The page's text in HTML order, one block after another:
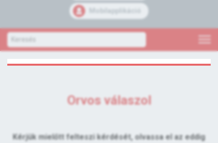
Mobilapplikáció
Orvos válaszol
Kérjük mielőtt felteszi kérdését, olvassa el az eddig